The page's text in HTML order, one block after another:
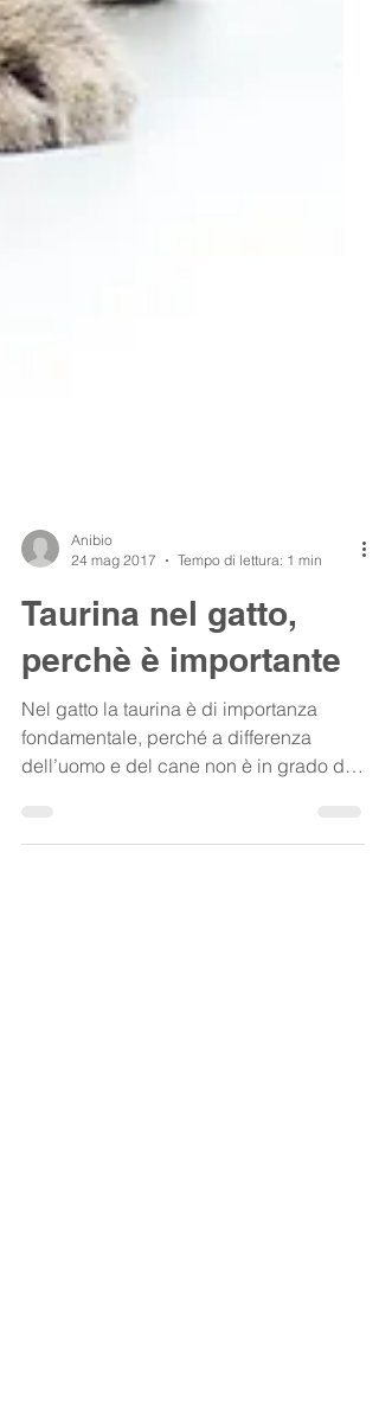
Anibio
24 mag 2017
Tempo di lettura: 1 min
Taurina nel gatto,
perchè è importante
fondamentale, perché a differenza